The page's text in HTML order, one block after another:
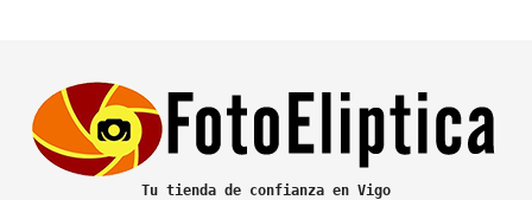
Tu tienda de confianza en Vigo